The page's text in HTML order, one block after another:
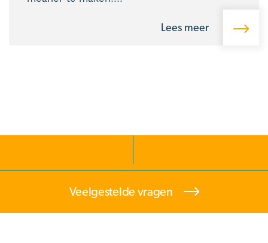
Lees meer
Veelgestelde vragen